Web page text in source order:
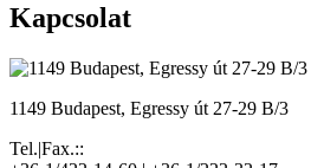
Kapcsolat
1149 Budapest, Egressy út 27-29 B/3
Tel.|Fax.::